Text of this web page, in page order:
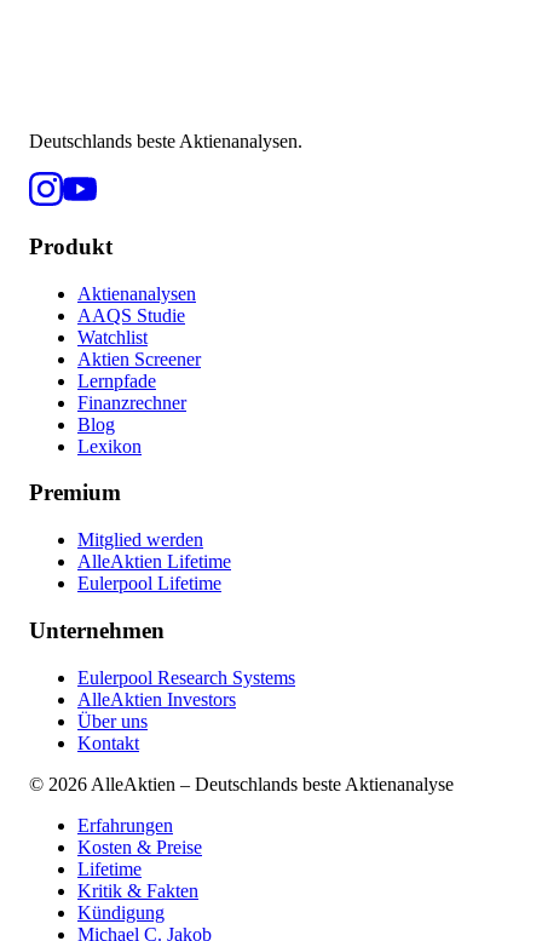
Deutschlands beste Aktienanalysen.
Produkt
Aktienanalysen
AAQS Studie
Watchlist
Aktien Screener
Lernpfade
Finanzrechner
Blog
Lexikon
Premium
Mitglied werden
AlleAktien Lifetime
Eulerpool Lifetime
Unternehmen
Eulerpool Research Systems
AlleAktien Investors
Über uns
Kontakt
© 2026 AlleAktien – Deutschlands beste Aktienanalyse
Erfahrungen
Kosten & Preise
Lifetime
Kritik & Fakten
Kündigung
Michael C. Jakob